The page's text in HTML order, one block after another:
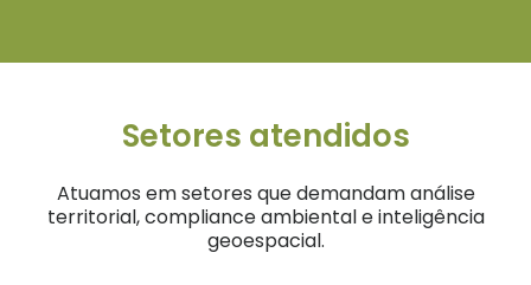
Setores atendidos
Atuamos em setores que demandam análise
territorial, compliance ambiental e inteligência
geoespacial.